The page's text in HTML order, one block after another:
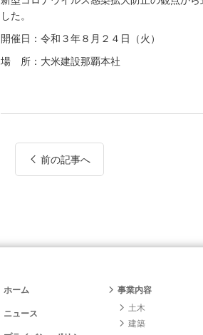
した。
開催日：令和３年８月２４日（火）
場 所：大米建設那覇本社
前の記事へ
ホーム
ニュース
事業内容
土木
建築